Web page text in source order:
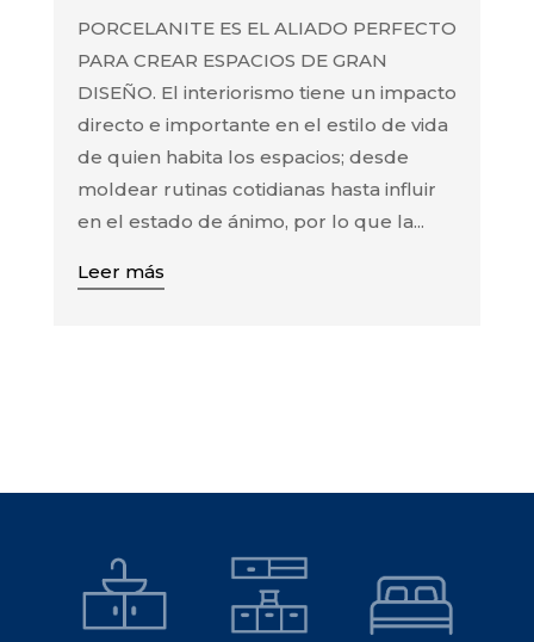
PORCELANITE ES EL ALIADO PERFECTO
PARA CREAR ESPACIOS DE GRAN
DISEÑO. El interiorismo tiene un impacto
directo e importante en el estilo de vida
de quien habita los espacios; desde
moldear rutinas cotidianas hasta influir
en el estado de ánimo, por lo que la...
Leer más